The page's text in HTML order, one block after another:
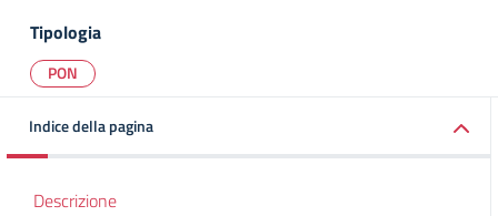
Tipologia
PON
Indice della pagina
Descrizione